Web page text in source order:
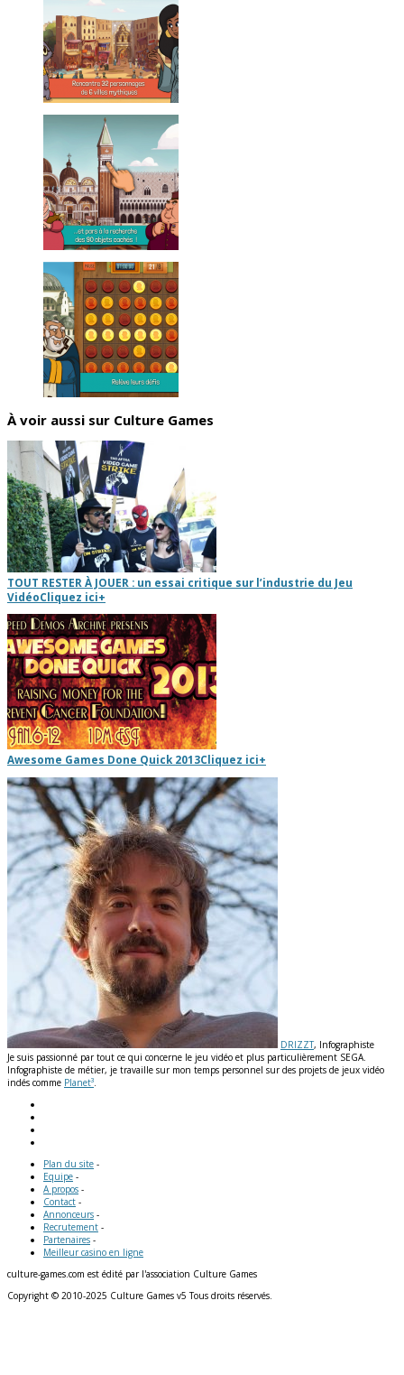
À voir aussi sur Culture Games
TOUT RESTER À JOUER : un essai critique sur l’industrie du Jeu
VidéoCliquez ici+
Awesome Games Done Quick 2013Cliquez ici+
DRIZZT, Infographiste
Je suis passionné par tout ce qui concerne le jeu vidéo et plus particulièrement SEGA.
Infographiste de métier, je travaille sur mon temps personnel sur des projets de jeux vidéo
indés comme Planet³.
Plan du site -
Equipe -
A propos -
Contact -
Annonceurs -
Recrutement -
Partenaires -
Meilleur casino en ligne
culture-games.com est édité par l'association Culture Games
Copyright © 2010-2025 Culture Games v5 Tous droits réservés.